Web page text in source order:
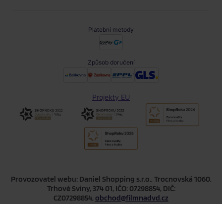
Platební metody
Způsob doručení
Projekty EU
Provozovatel webu: Daniel Shopping s.r.o., Trocnovská 1060,
Trhové Sviny, 374 01, IČO: 07298854, DIČ:
CZ07298854, obchod@filmnadvd.cz